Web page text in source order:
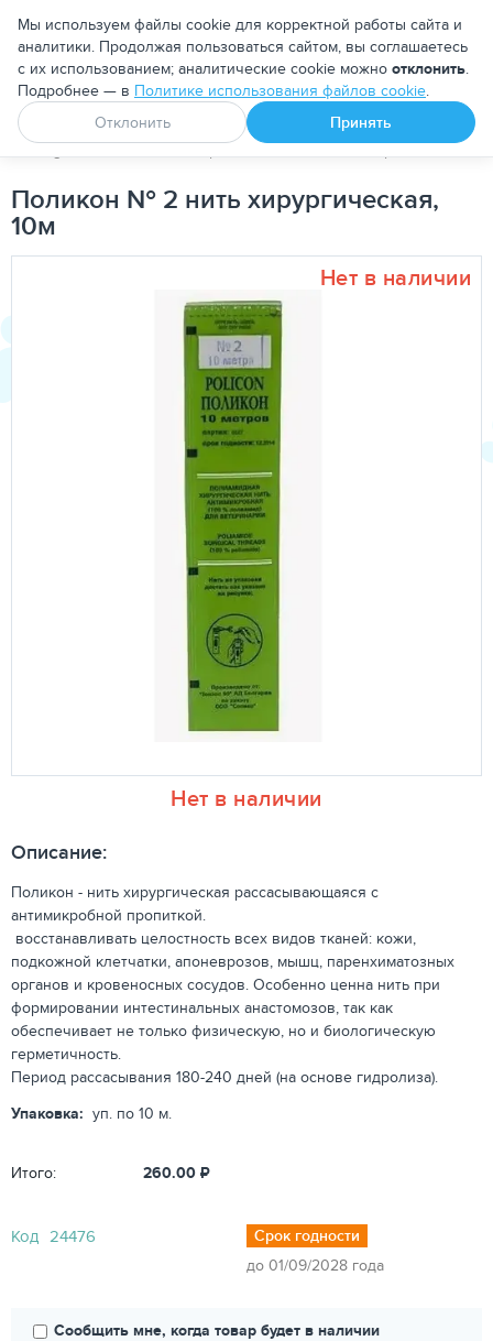
Москва
Апоквел Ветмедин От блох и клещей
PetDog Расходные материалы Шовный материал
Поликон № 2 нить хирургическая,
10м
Нет в наличии
Нет в наличии
Описание:
Поликон - нить хирургическая рассасывающаяся с
антимикробной пропиткой.
восстанавливать целостность всех видов тканей: кожи,
подкожной клетчатки, апоневрозов, мышц, паренхиматозных
органов и кровеносных сосудов. Особенно ценна нить при
формировании интестинальных анастомозов, так как
обеспечивает не только физическую, но и биологическую
герметичность.
Период рассасывания 180-240 дней (на основе гидролиза).
Упаковка: уп. по 10 м.
Итого: 260.00 ₽
Код 24476
Срок годности
до 01/09/2028 года
Сообщить мне, когда товар будет в наличии
Мы используем файлы cookie для корректной работы сайта и
аналитики. Продолжая пользоваться сайтом, вы соглашаетесь
с их использованием; аналитические cookie можно отклонить.
Подробнее — в Политике использования файлов cookie.
Отклонить
Принять